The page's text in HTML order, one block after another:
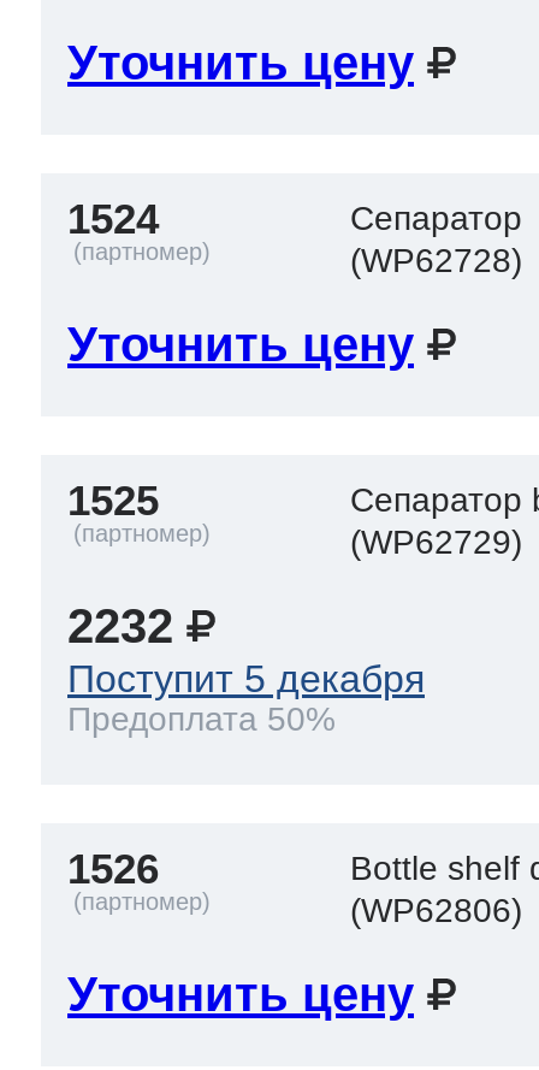
Уточнить цену
1524
Сепаратор
(WP62728)
Уточнить цену
1525
Сепаратор
(WP62729)
2232
Поступит 5 декабря
Предоплата 50%
1526
Bottle shelf
(WP62806)
Уточнить цену